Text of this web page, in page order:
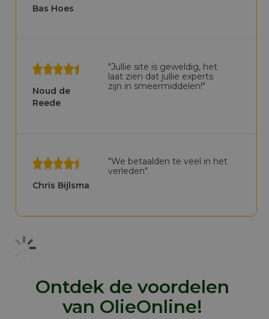
Bas Hoes
Noud de
Reede
"Jullie site is geweldig, het
laat zien dat jullie experts
zijn in smeermiddelen!"
Chris Bijlsma
"We betaalden te veel in het
verleden"
Ontdek de voordelen
van OlieOnline!